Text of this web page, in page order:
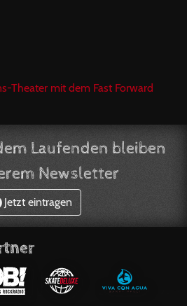
Theater mit dem Fast Forward
Laufenden bleiben
Newsletter
Jetzt eintragen